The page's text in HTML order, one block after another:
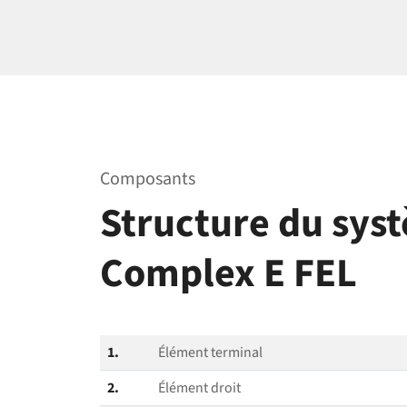
Composants
Structure du
Complex E FEL
1.
Élément terminal
2.
Élément droit